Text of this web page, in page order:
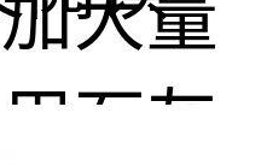
大量
石灰